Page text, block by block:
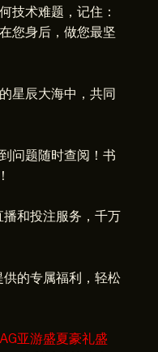
技术难题，记住：
您身后，做您最坚
星辰大海中，共同
问题随时查阅！书
播和投注服务，千万
供的专属福利，轻松
AG亚游盛夏豪礼盛